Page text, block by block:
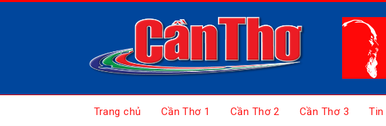
Trang chủ Cần Thơ 1 Cần Thơ 2 Cần Thơ 3